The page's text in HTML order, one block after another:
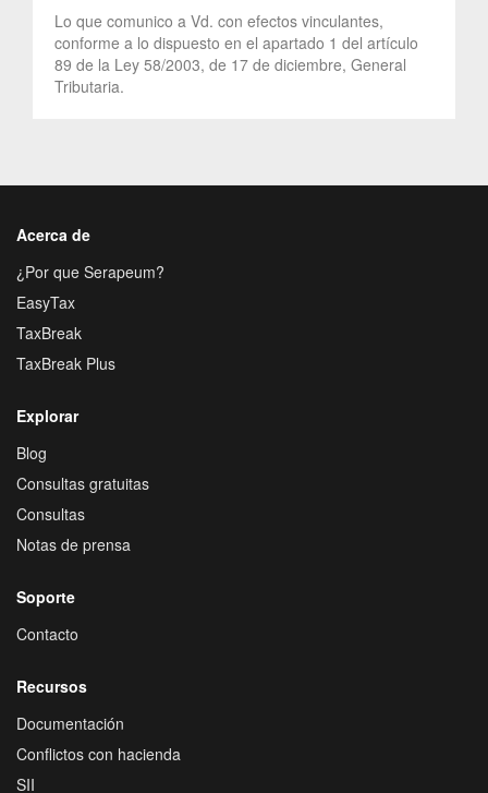
Lo que comunico a Vd. con efectos vinculantes,
conforme a lo dispuesto en el apartado 1 del artículo
89 de la Ley 58/2003, de 17 de diciembre, General
Tributaria.
Acerca de
¿Por que Serapeum?
EasyTax
TaxBreak
TaxBreak Plus
Explorar
Blog
Consultas gratuitas
Consultas
Notas de prensa
Soporte
Contacto
Recursos
Documentación
Conflictos con hacienda
SII